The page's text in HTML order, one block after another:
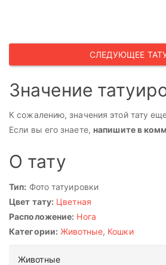
СЛЕДУЮЩЕЕ
Значение
К сожалению, значения этой тату
Если вы его знаете, напишите в
О тату
Тип: Фото татуировки
Цвет тату: Цветная
Расположение: Нога
Категории: Животные, Кошки
Животные